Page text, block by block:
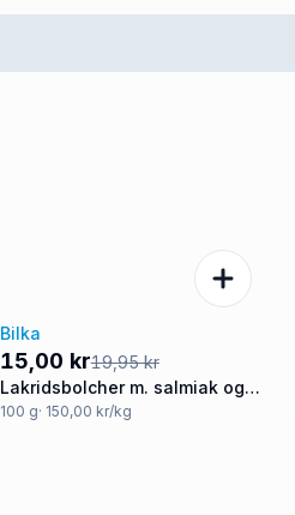
-25%
Bilka
15,00 kr19,95 kr
Lakridsbolcher m. salmiak og
lakridspulver
100 g· 150,00 kr/kg